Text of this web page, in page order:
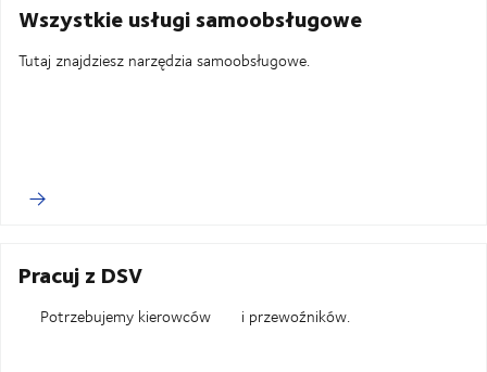
Wszystkie usługi samoobsługowe
Tutaj znajdziesz narzędzia samoobsługowe.
Pracuj z DSV
Potrzebujemy kierowców i przewoźników.